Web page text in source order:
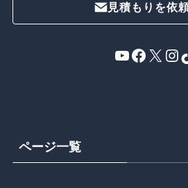
見積もりを依
YouTube
X
ページ一覧